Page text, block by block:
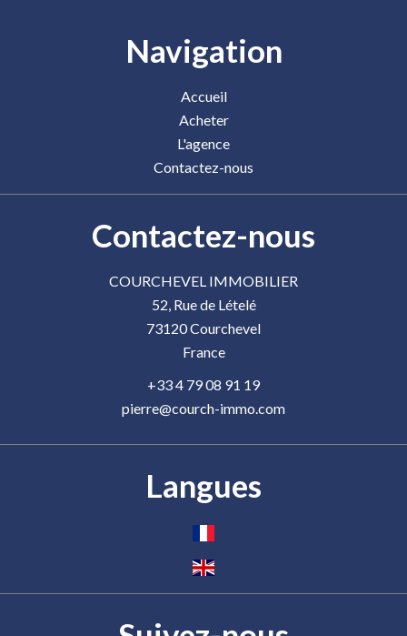
Navigation
Accueil
Acheter
L'agence
Contactez-nous
Contactez-nous
COURCHEVEL IMMOBILIER
52, Rue de Lételé
73120Courchevel
France
+33 4 79 08 91 19
pierre@courch-immo.com
Langues